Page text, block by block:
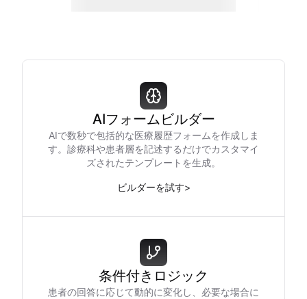
AIフォームビルダー
AIで数秒で包括的な医療履歴フォームを作成しま
す。診療科や患者層を記述するだけでカスタマイ
ズされたテンプレートを生成。
ビルダーを試す>
条件付きロジック
患者の回答に応じて動的に変化し、必要な場合に